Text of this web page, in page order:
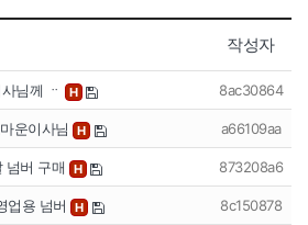
작성자
사님께 ᆢ H 8ac30864
운이사님 H a66109aa
넘버 구매 H 873208a6
업용 넘버 H 8c150878